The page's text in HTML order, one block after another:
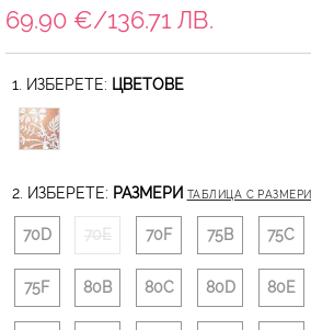
69.90 €/136.71 ЛВ.
1. ИЗБЕРЕТЕ: ЦВЕТОВЕ
2. ИЗБЕРЕТЕ: РАЗМЕРИ ТАБЛИЦА С РАЗМЕРИ
70D 70E 70F 75B 75C
75F 80B 80C 80D 80E